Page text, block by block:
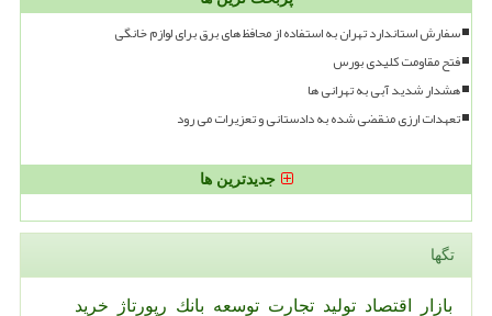
سفارش استاندارد تهران به استفاده از محافظ های برق برای لوازم خانگی
فتح مقاومت کلیدی بورس
هشدار شدید آبی به تهرانی ها
تعهدات ارزی منقضی شده به دادستانی و تعزیرات می رود
جدیدترین ها
تگها
بازار اقتصاد تولید تجارت توسعه بانك رپورتاژ خرید